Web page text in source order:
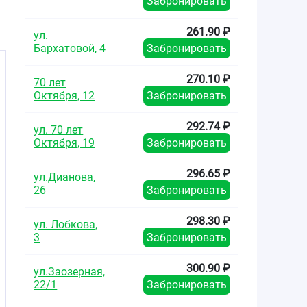
ул.
Бархатовой, 4
261.90 ₽
Забронировать
70 лет
Октября, 12
270.10 ₽
Забронировать
ул. 70 лет
Октября, 19
292.74 ₽
Забронировать
ул.Дианова,
26
296.65 ₽
Забронировать
ул. Лобкова,
3
298.30 ₽
Забронировать
ул.Заозерная,
22/1
300.90 ₽
Забронировать